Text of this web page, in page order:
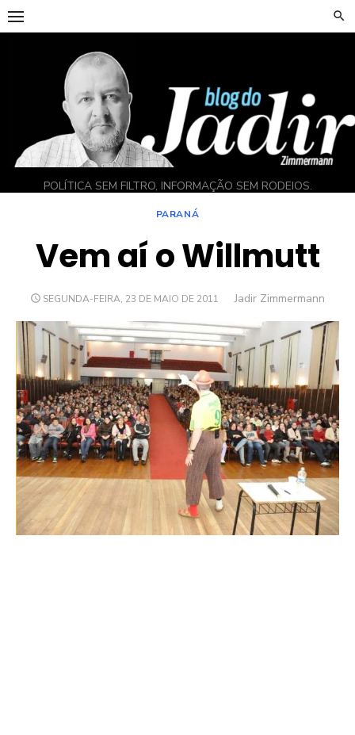
Skip
to
POLÍTICA SEM FILTRO, INFORMAÇÃO SEM RODEIOS.
PARANÁ
Vem aí o Willmutt
POSTED
SEGUNDA-FEIRA, 23 DE MAIO DE 2011 Author
Jadir Zimmermann